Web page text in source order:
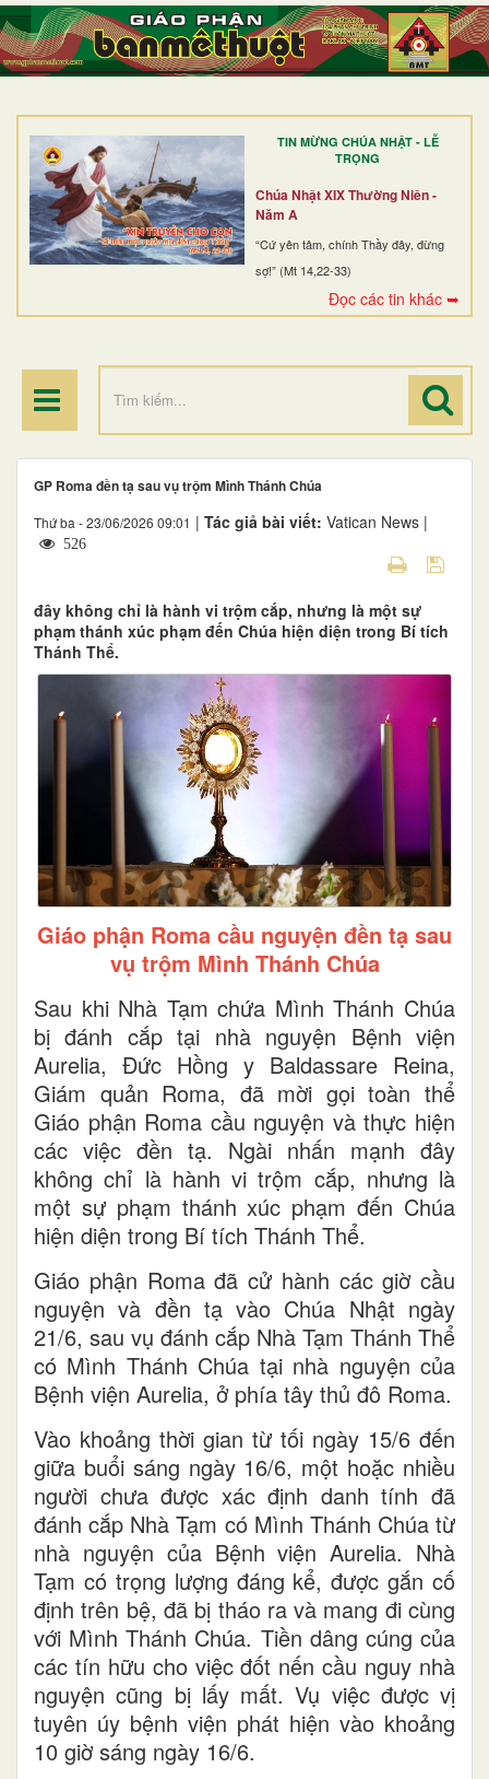
TIN MỪNG CHÚA NHẬT - LỄ
TRỌNG
Chúa Nhật XIX Thường Niên -
Năm A
“Cứ yên tâm, chính Thầy đây, đừng
sợ!” (Mt 14,22-33)
Đọc các tin khác ➥
TRANG NHẤT
GIỚI THIỆU
DÒNG TU
BAN MỤC VỤ
ĐOÀN THỂ CG
ĐIỂM HÀNH HƯƠNG
GP Roma đền tạ sau vụ trộm Mình Thánh Chúa
Thứ ba - 23/06/2026 09:01 | Tác giả bài viết: Vatican News |
526
đây không chỉ là hành vi trộm cắp, nhưng là một sự
phạm thánh xúc phạm đến Chúa hiện diện trong Bí tích
Thánh Thể.
Giáo phận Roma cầu nguyện đền tạ sau
vụ trộm Mình Thánh Chúa
Sau khi Nhà Tạm chứa Mình Thánh Chúa
bị đánh cắp tại nhà nguyện Bệnh viện
Aurelia, Đức Hồng y Baldassare Reina,
Giám quản Roma, đã mời gọi toàn thể
Giáo phận Roma cầu nguyện và thực hiện
các việc đền tạ. Ngài nhấn mạnh đây
không chỉ là hành vi trộm cắp, nhưng là
một sự phạm thánh xúc phạm đến Chúa
hiện diện trong Bí tích Thánh Thể.
Giáo phận Roma đã cử hành các giờ cầu
nguyện và đền tạ vào Chúa Nhật ngày
21/6, sau vụ đánh cắp Nhà Tạm Thánh Thể
có Mình Thánh Chúa tại nhà nguyện của
Bệnh viện Aurelia, ở phía tây thủ đô Roma.
Vào khoảng thời gian từ tối ngày 15/6 đến
giữa buổi sáng ngày 16/6, một hoặc nhiều
người chưa được xác định danh tính đã
đánh cắp Nhà Tạm có Mình Thánh Chúa từ
nhà nguyện của Bệnh viện Aurelia. Nhà
Tạm có trọng lượng đáng kể, được gắn cố
định trên bệ, đã bị tháo ra và mang đi cùng
với Mình Thánh Chúa. Tiền dâng cúng của
các tín hữu cho việc đốt nến cầu nguy nhà
nguyện cũng bị lấy mất. Vụ việc được vị
tuyên úy bệnh viện phát hiện vào khoảng
10 giờ sáng ngày 16/6.